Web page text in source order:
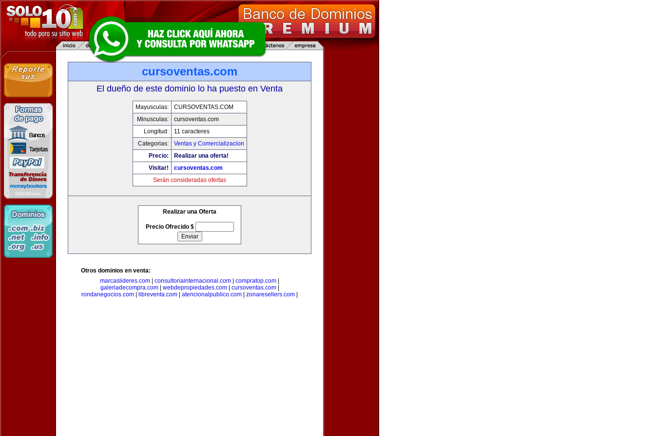
cursoventas.com
El dueño de este dominio lo ha puesto en Venta
Mayusculas:
CURSOVENTAS.COM
Minusculas:
cursoventas.com
Longitud:
11 caracteres
Categorias:
Ventas y Comercializacion
Precio:
Realizar una oferta!
Visitar!
cursoventas.com
Serán consideradas ofertas
Realizar una Oferta
Precio Ofrecido $
Otros dominios en venta:
marcaslideres.com
consultoriainternacional.com compratop.com
galeriadecompra.com| webdepropiedades.com| cursoventas.com|
rondanegocios.com
libreventa.com atencionalpublico.com zonaresellers.com